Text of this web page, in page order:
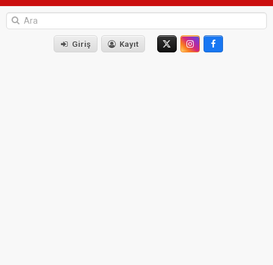
Giriş Kayıt